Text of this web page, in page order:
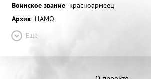
Воинское звание красноармеец
Архив ЦАМО
Ещё